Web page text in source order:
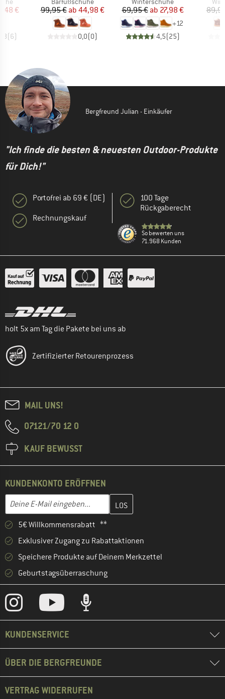
Preis
€
(6)
Preis
99,95 € reduzierter Preis
ab 44,98 €
0,0(0)
Preis
69,95 € reduzierter Preis
ab 27,98 €
+12
4,5(25)
Bergfreund Julian - Einkäufer
"Ich finde die besten & neuesten Outdoor-Produkte
für Dich!"
Portofrei ab 69 € (DE)
Rechnungskauf
100 Tage
Rückgaberecht
So bewerten uns
71.968 Kunden
holt 5x am Tag die Pakete bei uns ab
Zertifizierter Retourenprozess
MAIL UNS!
07121/70 12 0
KAUF BEWUSST
KUNDENKONTO ERÖFFNEN
E-Mail-Adresse
Gib hier deine E-Mail-Adresse ein und erstelle im nächsten
5€ Willkommensrabatt **
Exklusiver Zugang zu Rabattaktionen
Speichere Produkte auf Deinem Merkzettel
Geburtstagsüberraschung
KUNDENSERVICE
ÜBER DIE BERGFREUNDE
VERTRAG WIDERRUFEN